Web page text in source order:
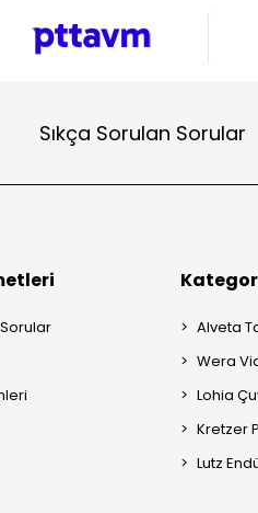
Sıkça Sorulan Sorular
Alveta
Wera
Lohia
Kretzer
Lutz